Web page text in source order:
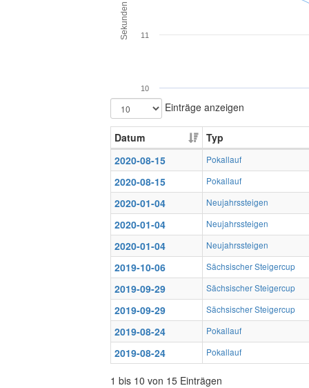
Sekunden
10
11
Einträge anzeigen
Datum
Typ
2020-08-15
Pokallauf
2020-08-15 Pokallauf
2020-01-04 Neujahrssteigen
2020-01-04 Neujahrssteigen
2020-01-04 Neujahrssteigen
2019-10-06 Sächsischer Steigercup
2019-09-29 Sächsischer Steigercup
2019-09-29 Sächsischer Steigercup
2019-08-24 Pokallauf
2019-08-24 Pokallauf
1 bis 10 von 15 Einträgen